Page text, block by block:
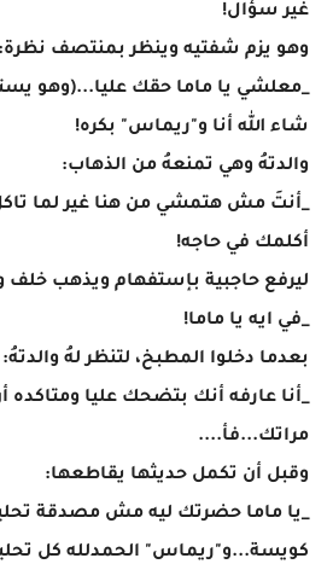
غير سؤال!
وهو يزم شفتيه وينظر بمنتصف نظرة:
_معلشي يا ماما حقك عليا...(وهو
شاء الله أنا و"ريماس" بكره!
والدتهُ وهي تمنعهُ من الذهاب:
_أنتَ مش هتمشي من هنا غير لما
أكلمك في حاجه!
ليرفع حاجبية بإستفهام ويذهب خلف
_في ايه يا ماما!
بعدما دخلوا المطبخ، لتنظر لهُ والدتهُ:
_أنا عارفه أنك بتضحك عليا ومتاكده
مراتك...فأ....
وقبل أن تكمل حديثها يقاطعها:
_يا ماما حضرتك ليه مش مصدقة
كويسة...و"ريماس" الحمدلله كل